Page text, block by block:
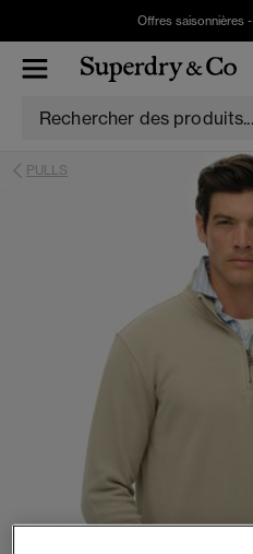
Offres saisonnières -
PULLS